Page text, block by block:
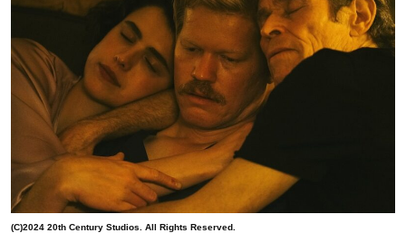
(C)2024 20th Century Studios. All Rights Reserved.